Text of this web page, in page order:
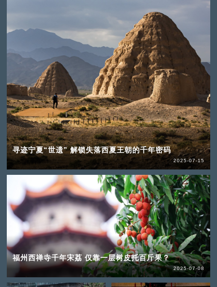
寻迹宁夏“世遗” 解锁失落西夏王朝的千年密码
2025-07-15
福州西禅寺千年宋荔 仅靠一层树皮托百斤果？
2025-07-08